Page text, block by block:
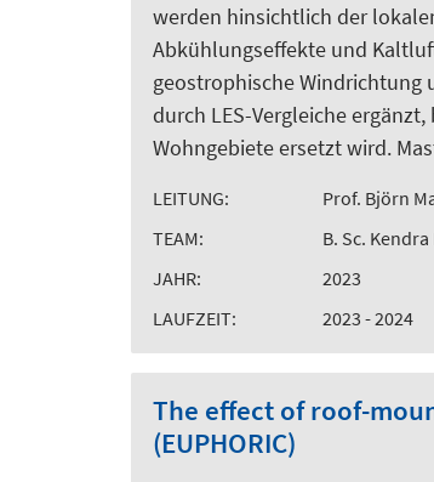
werden hinsichtlich der
Abkühlungseffekte und
geostrophische Windrichtung
durch LES-Vergleiche
Wohngebiete ersetzt wird.
LEITUNG:
Prof. Björn
TEAM:
B. Sc.
JAHR:
2023
LAUFZEIT:
2023 - 2024
The effect of roof-
(EUPHORIC)